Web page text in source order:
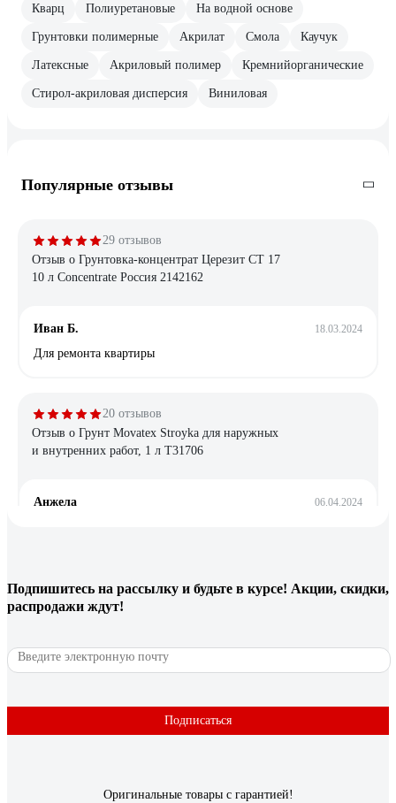
Кварц Полиуретановые На водной основе
Грунтовки полимерные Акрилат Смола Каучук
Латексные Акриловый полимер Кремнийорганические
Стирол-акриловая дисперсия Виниловая
Популярные отзывы
29 отзывов
Отзыв о Грунтовка-концентрат Церезит CT 17
10 л Concentrate Россия 2142162
Иван Б. 18.03.2024
Для ремонта квартиры
20 отзывов
Отзыв о Грунт Movatex Stroyka для наружных
и внутренних работ, 1 л Т31706
Анжела 06.04.2024
покрывала поверхность окрашенную давно масляной
краской и красила акриловой краской.
31 отзыв
Хорошая, действительно укрывающая, кипельно белая
Подпишитесь на рассылку и будьте в курсе! Акции, скидки,
распродажи ждут!
Подписаться
Оригинальные товары с гарантией!